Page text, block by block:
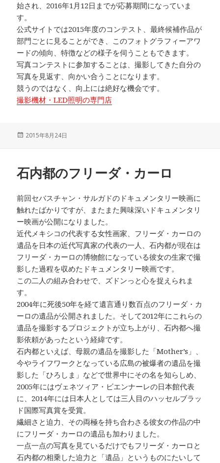
始され、2016年1月12日までが応募期間になっていま
す。
公式サイトでは2015年度のコンテスト、最終候補作品が
部門ごとに見ることができ、このフォトグラフィーアワ
ードの傾向、特徴などの様子を伺うこともできます。
写真コンテストに参加することは、撮影してきた自分の
写真を見返す、向かい合うことになります。
競うのではなく、向上には絶好な機会です。
撮影機材・LED照明の専門店
投
2015年8月24日
石内都のフリーダ・カーロ
前回セバスチャン・サルガドのドキュメンタリー映画に
触れたばかりですが、またまた興味深いドキュメンタリ
ー映画が公開になりました。
近代メキシコの代表する女性画家、フリーダ・カーロの
遺品を日本の近代写真家の代表の一人、石内都が現在は
フリーダ・カーロの博物館になっている彼女の生家で撮
影した過程を収めたドキュメンタリー映画です。
この二人の組み合わせで、ズドンっと心を捉えられま
す。
2004年に死後50年を経て遺言通り数百点のフリーダ・カ
ーロの遺品が公開されました。そして2012年にこれらの
遺品を撮影するプロジェクトが立ち上がり、石内都へ撮
影依頼があったという経緯です。
石内都といえば、母親の遺品を撮影した「Mother’s」、
今やライフワークとなっている広島の被爆者の遺品を撮
影した「ひろしま」などで世界中にその名を知らしめ、
2005年にはヴェネツィア・ビエンナーレの日本館代表
に、2014年には日本人としては三人目のハッセルブラッ
ド国際写真賞を受賞。
繊細さと迫力、その両極を持ち合わさる彼女の作品の中
にフリーダ・カーロの遺品も加わりました。
一点一点の写真を見ているだけでもフリーダ・カーロと
石内都の相乗した迫力と「遺品」というものにたいして